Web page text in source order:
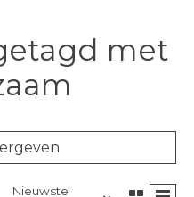
met
Nieuwste